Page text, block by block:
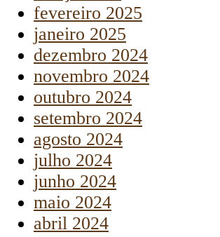
fevereiro 2025
janeiro 2025
dezembro 2024
novembro 2024
outubro 2024
setembro 2024
agosto 2024
julho 2024
junho 2024
maio 2024
abril 2024